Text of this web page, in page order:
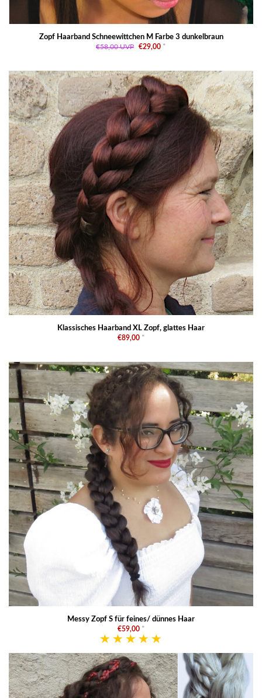
Zopf Haarband Schneewittchen M Farbe 3 dunkelbraun
€58,00UVP €29,00 *
Klassisches Haarband XL Zopf, glattes Haar
€89,00 *
Messy Zopf S für feines/ dünnes Haar
€59,00 *